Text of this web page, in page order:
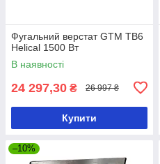
Фугальний верстат GTM TB6
Helical 1500 Вт
В наявності
24 297,30 ₴ 26 997 ₴
Купити
–10%